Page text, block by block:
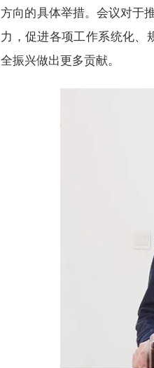
方向的具体举措。会议对于
力，促进各项工作系统化、
全振兴做出更多贡献。